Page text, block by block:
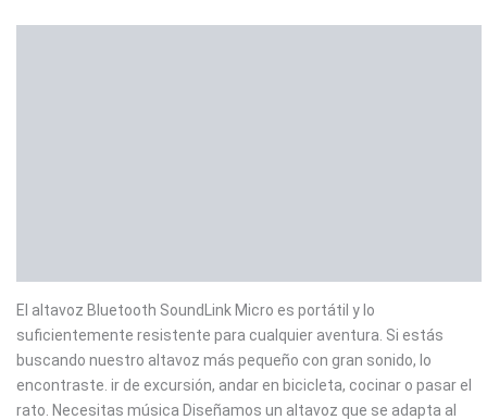
El altavoz Bluetooth SoundLink Micro es portátil y lo
suficientemente resistente para cualquier aventura. Si estás
buscando nuestro altavoz más pequeño con gran sonido, lo
encontraste. ir de excursión, andar en bicicleta, cocinar o pasar el
rato. Necesitas música Diseñamos un altavoz que se adapta al